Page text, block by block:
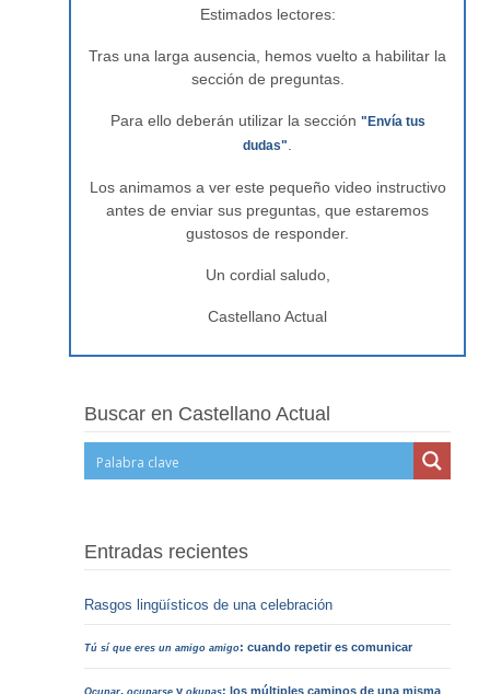
Estimados lectores:
Tras una larga ausencia, hemos vuelto a habilitar la
sección de preguntas.
Para ello deberán utilizar la sección "Envía tus
dudas"
Los animamos a ver este pequeño video instructivo
antes de enviar sus preguntas, que estaremos
gustosos de responder.
Un cordial saludo,
Castellano Actual
Buscar en Castellano Actual
Entradas recientes
Rasgos lingüísticos de una celebración
Tú sí que eres un amigo amigo: cuando repetir es comunicar
Ocupar,ocuparse yokupas: los múltiples caminos de una misma